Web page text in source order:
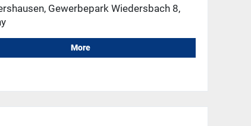
Gewerbepark Wiedersbach 8,
More